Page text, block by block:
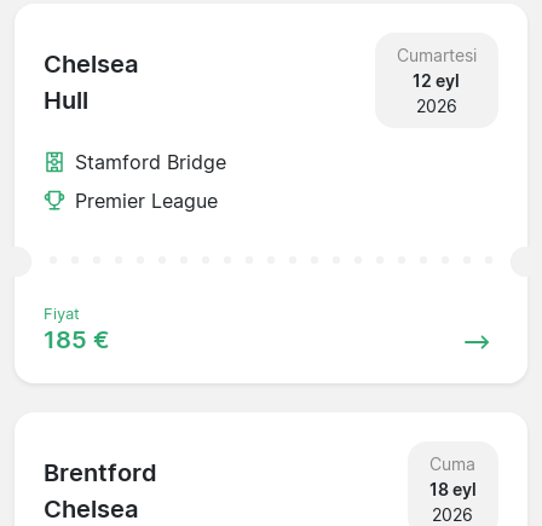
Chelsea
Hull
Cumartesi
12 eyl
2026
Stamford Bridge
Premier League
Fiyat
185 €
Brentford
Chelsea
Cuma
18 eyl
2026